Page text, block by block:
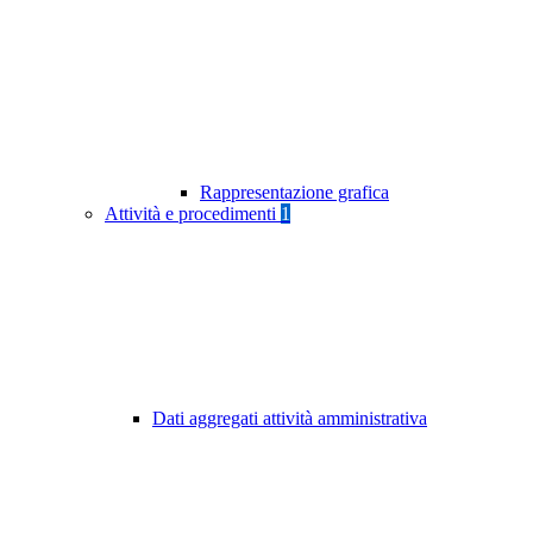
Rappresentazione grafica
Attività e procedimenti 1
Dati aggregati attività amministrativa